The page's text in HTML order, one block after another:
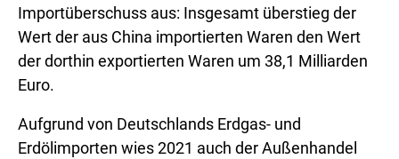
Importüberschuss aus: Insgesamt überstieg der
Wert der aus China importierten Waren den Wert
der dorthin exportierten Waren um 38,1 Milliarden
Euro.
Aufgrund von Deutschlands Erdgas- und
Erdölimporten wies 2021 auch der Außenhandel